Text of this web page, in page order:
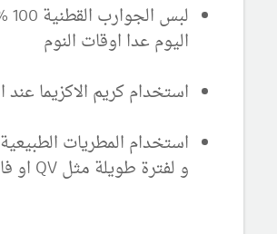
اليوم عدا اوقات النوم
استخدام كريم الاكزيما عند
استخدام المطريات
و لفترة طويلة مثل QV او فازلين